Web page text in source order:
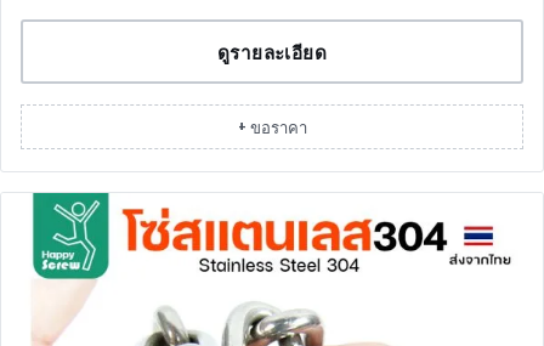
ดูรายละเอียด
+ ขอราคา